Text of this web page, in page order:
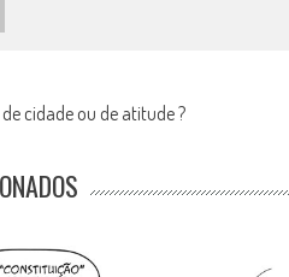
cidade ou de atitude ?